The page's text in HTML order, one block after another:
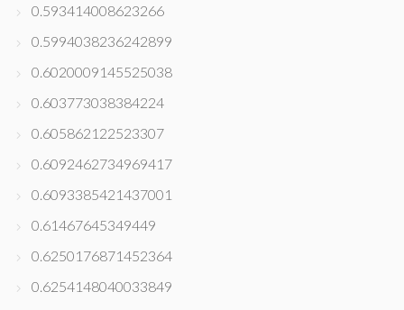
0.593414008623266
0.5994038236242899
0.6020009145525038
0.603773038384224
0.605862122523307
0.6092462734969417
0.6093385421437001
0.61467645349449
0.6250176871452364
0.6254148040033849